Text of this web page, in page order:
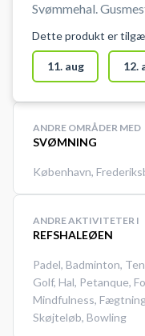
Svømmehal.
Blandingen kommes
sauna sten.
saunaen, så
behagelig gus.
gus i Ølstykke nu!
Dette produkt er
11. aug 12.
ANDRE OMRÅDER MED
SVØMNING
København,
ANDRE AKTIVITETER I
REFSHALEØEN
Padel, Badminton,
Golf, Hal, Petanque,
Mindfulness,
Skøjteløb, Bowling